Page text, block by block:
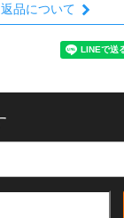
返品について